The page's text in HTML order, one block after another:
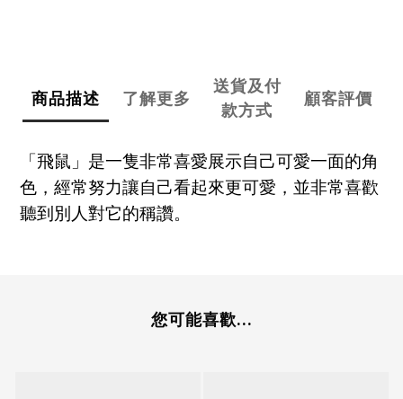
商品描述 了解更多
送貨及付
款方式
顧客評價
「飛鼠」是一隻非常喜愛展示自己可愛一面的角
色，經常努力讓自己看起來更可愛，並非常喜歡
聽到別人對它的稱讚。
您可能喜歡...